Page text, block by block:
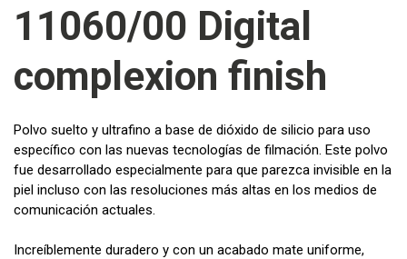
11060/00 Digital
complexion finish
Polvo suelto y ultrafino a base de dióxido de silicio para uso
específico con las nuevas tecnologías de filmación. Este polvo
fue desarrollado especialmente para que parezca invisible en la
piel incluso con las resoluciones más altas en los medios de
comunicación actuales.
Increíblemente duradero y con un acabado mate uniforme,